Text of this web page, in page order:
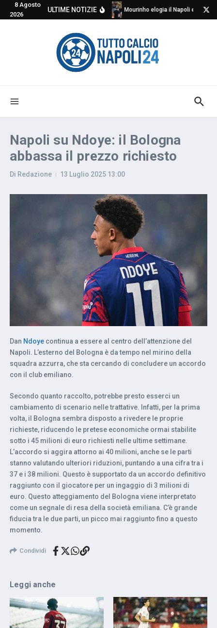
Salta al contenuto
8 Agosto
2026
ULTIME NOTIZIE Mourinho elogia il Napoli e critica
Napoli su Ndoye: il Bologna
abbassa il prezzo richiesto
Di Redazione 13 Luglio 2025 13:00
Dan Ndoye continua a essere al centro dell’attenzione del
Napoli. L’esterno del Bologna è da tempo nel mirino della
squadra azzurra, che sta cercando di concludere un accordo
con il club emiliano.
Secondo quanto raccolto, potrebbe presto esserci un
cambiamento di scenario nelle trattative. Infatti, per la prima
volta, il Bologna sembra disposto a rivedere le proprie
richieste, riducendo le pretese economiche ormai stabilite
sotto i 45 milioni di euro richiesti nelle ultime settimane.
L’accordo si aggira attorno ai 40 milioni, anche se le parti
stanno valutando ulteriori riduzioni, puntando a una cifra tra i
37 e i 38 milioni. Questo è supportato da un accordo definitivo
raggiunto con il giocatore per un ingaggio di 3 milioni di
euro. Questo atteggiamento del Bologna viene interpretato
come un segnale di resa della società emiliana. C’è grande
fiducia tra le due parti, un picco mai raggiunto fino a questo
momento.
Condividi
Leggi anche